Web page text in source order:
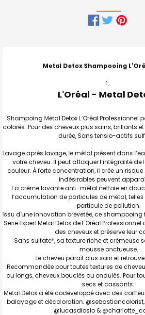
ENSEMBLE
J'AJOUTE
LA
SÉLECTION
AU PANIER
Metal Detox Shampooing
L'Oréal - Metal
Shampoing Metal Detox L’Oréal Professionnel
colorés. Pour des cheveux plus sains, brillants
durée, Sans tensio-actifs
Lavage après lavage, le métal présent dans
votre cheveu. Il peut attaquer l’intégralité de
couleur. À forte concentration, il crée un
indésirables peuvent
La crème lavante anti-métal nettoie en
l’accumulation de particules de métal, telles
particule de pollution.
Issu d'une innovation brevetée, ce
Serie Expert Metal Detox de L'Oréal
des cheveux et préserve leur
Sans sulfate*, sa texture riche et crémeuse
mousse onctueuse.
Le cheveu paraît plus sain et
Recommandée pour toutes textures de
ou longs, cheveux bouclés ou ondulés. Pour
secs et cassants.
Metal Detox a été codéveloppé avec des
balayage et décoloration.
@lucasdioslo &